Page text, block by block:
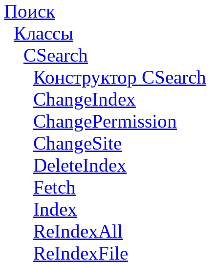
Поиск
Классы
CSearch
Конструктор CSearch
ChangeIndex
ChangePermission
ChangeSite
DeleteIndex
Fetch
Index
ReIndexAll
ReIndexFile